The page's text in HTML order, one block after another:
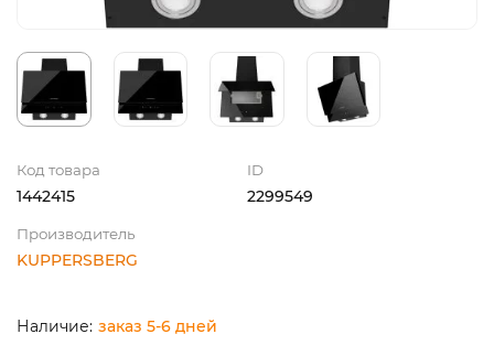
Код товара
1442415
ID
2299549
Производитель
KUPPERSBERG
заказ 5-6 дней